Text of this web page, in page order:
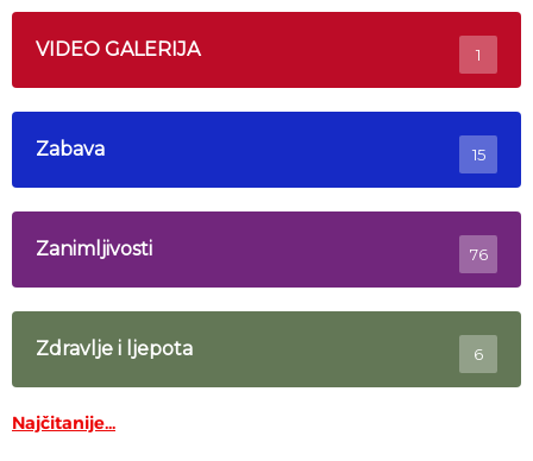
VIDEO GALERIJA 1
Zabava 15
Zanimljivosti 76
Zdravlje i ljepota 6
Najčitanije...